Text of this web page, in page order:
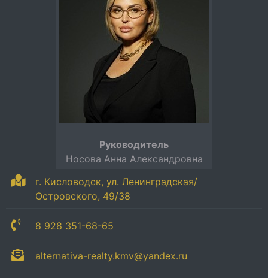
г. Кисловодск, ул. Ленинградская/
Островского, 49/38
8 928 351-68-65
alternativa-realty.kmv@yandex.ru
Руководитель
Носова Анна Александровна